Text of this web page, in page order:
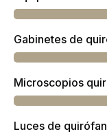
Gabinetes de
Microscopios
Luces de